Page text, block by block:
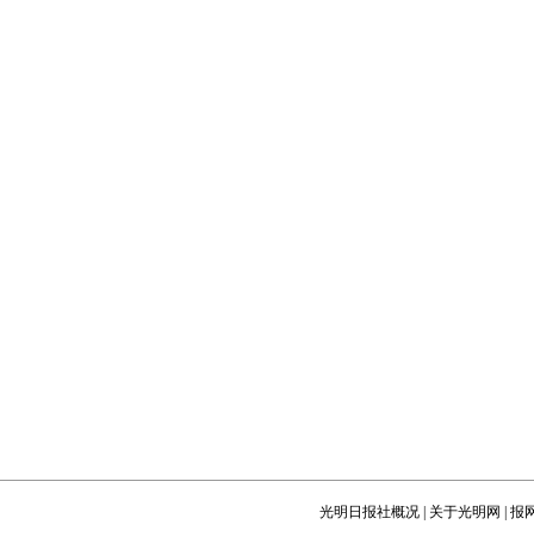
光明日报社概况 关于光明网 报